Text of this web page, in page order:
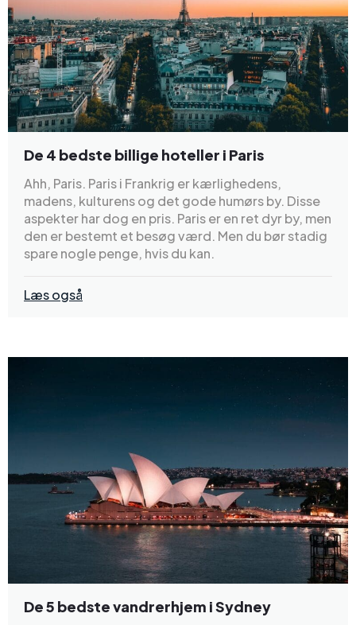
De 4 bedste billige hoteller i Paris
Ahh, Paris. Paris i Frankrig er kærlighedens,
madens, kulturens og det gode humørs by. Disse
aspekter har dog en pris. Paris er en ret dyr by, men
den er bestemt et besøg værd. Men du bør stadig
spare nogle penge, hvis du kan.
Læs også
De 5 bedste vandrerhjem i Sydney